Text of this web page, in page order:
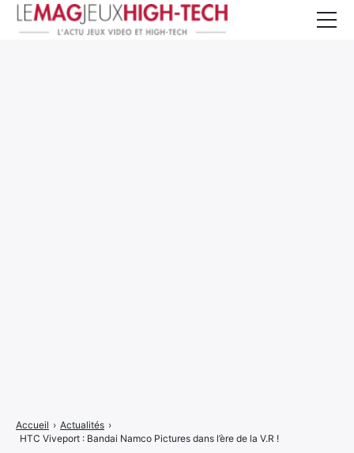
Accueil › Actualités ›
HTC Viveport : Bandai Namco Pictures dans l’ère de la V.R !